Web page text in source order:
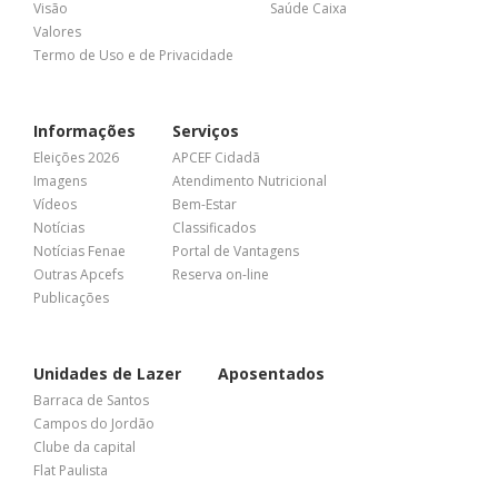
Visão
Valores
Termo de Uso e de Privacidade
Saúde Caixa
Informações
Eleições 2026
Imagens
Vídeos
Notícias
Notícias Fenae
Outras Apcefs
Publicações
Serviços
APCEF Cidadã
Atendimento Nutricional
Bem-Estar
Classificados
Portal de Vantagens
Reserva on-line
Unidades de Lazer
Barraca de Santos
Campos do Jordão
Clube da capital
Flat Paulista
Aposentados